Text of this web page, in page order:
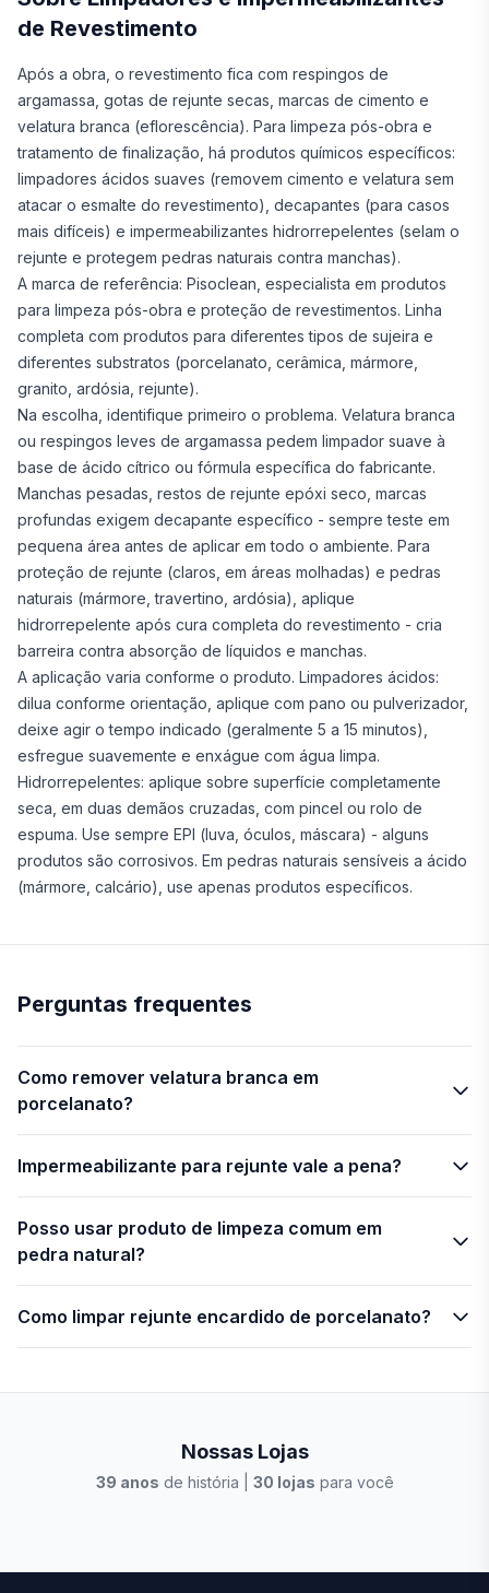
de Revestimento
Após a obra, o revestimento fica com respingos de
argamassa, gotas de rejunte secas, marcas de cimento e
velatura branca (eflorescência). Para limpeza pós-obra e
tratamento de finalização, há produtos químicos específicos:
limpadores ácidos suaves (removem cimento e velatura sem
atacar o esmalte do revestimento), decapantes (para casos
mais difíceis) e impermeabilizantes hidrorrepelentes (selam o
rejunte e protegem pedras naturais contra manchas).
A marca de referência: Pisoclean, especialista em produtos
para limpeza pós-obra e proteção de revestimentos. Linha
completa com produtos para diferentes tipos de sujeira e
diferentes substratos (porcelanato, cerâmica, mármore,
granito, ardósia, rejunte).
Na escolha, identifique primeiro o problema. Velatura branca
ou respingos leves de argamassa pedem limpador suave à
base de ácido cítrico ou fórmula específica do fabricante.
Manchas pesadas, restos de rejunte epóxi seco, marcas
profundas exigem decapante específico - sempre teste em
pequena área antes de aplicar em todo o ambiente. Para
proteção de rejunte (claros, em áreas molhadas) e pedras
naturais (mármore, travertino, ardósia), aplique
hidrorrepelente após cura completa do revestimento - cria
barreira contra absorção de líquidos e manchas.
A aplicação varia conforme o produto. Limpadores ácidos:
dilua conforme orientação, aplique com pano ou pulverizador,
deixe agir o tempo indicado (geralmente 5 a 15 minutos),
esfregue suavemente e enxágue com água limpa.
Hidrorrepelentes: aplique sobre superfície completamente
seca, em duas demãos cruzadas, com pincel ou rolo de
espuma. Use sempre EPI (luva, óculos, máscara) - alguns
produtos são corrosivos. Em pedras naturais sensíveis a ácido
(mármore, calcário), use apenas produtos específicos.
Perguntas frequentes
Como remover velatura branca em
porcelanato?
Impermeabilizante para rejunte vale a pena?
Posso usar produto de limpeza comum em
pedra natural?
Como limpar rejunte encardido de porcelanato?
Nossas Lojas
39 anos de história | 30 lojas para você